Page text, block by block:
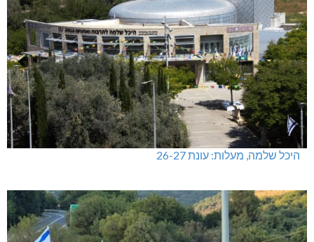
היכל שלמה, מעלות: עונת 26-27